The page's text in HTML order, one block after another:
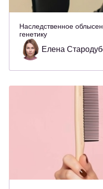
Наследственное
генетику
Елена